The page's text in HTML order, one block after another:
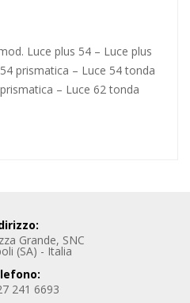
Luce plus 54 – Luce plus
prismatica – Luce 54 tonda
– Luce 62 tonda
Grande, SNC
(SA) - Italia
241 6693